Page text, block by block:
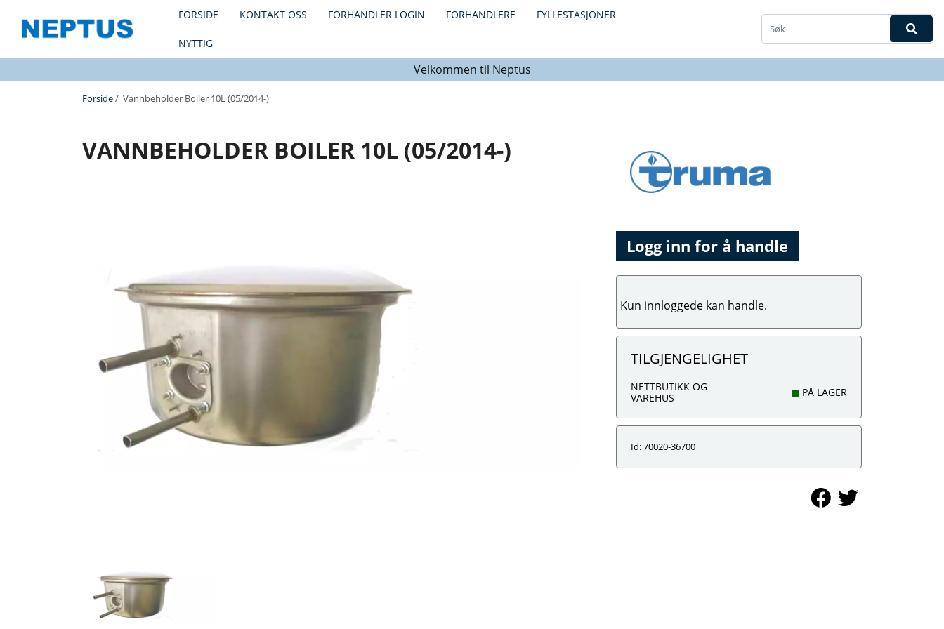
FORSIDE KONTAKT OSS FORHANDLER LOGIN FORHANDLERE FYLLESTASJONER
NYTTIG
Velkommen til Neptus
Forside/ Vannbeholder Boiler 10L (05/2014-)
VANNBEHOLDER BOILER 10L (05/2014-)
Logg inn for å handle
Kun innloggede kan handle.
TILGJENGELIGHET
NETTBUTIKK OG
VAREHUS
PÅ LAGER
Id: 70020-36700